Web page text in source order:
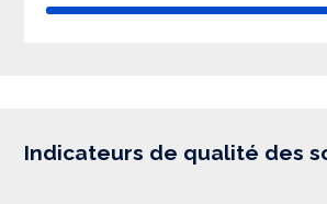
Indicateurs de qualité des